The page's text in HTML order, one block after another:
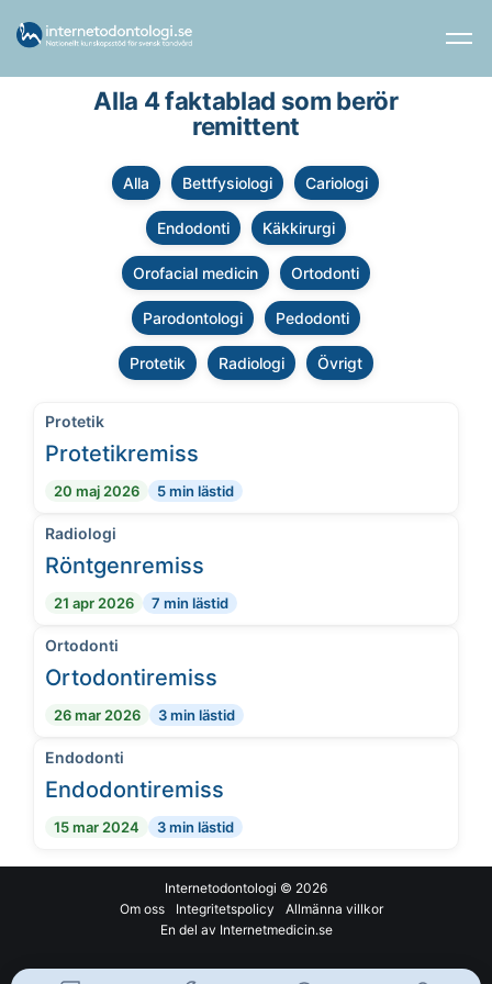
Alla 4 faktablad som berör
remittent
Alla Bettfysiologi Cariologi
Endodonti Käkkirurgi
Orofacial medicin Ortodonti
Parodontologi Pedodonti
Protetik Radiologi Övrigt
Protetik
Protetikremiss
20 maj 2026 5 min lästid
Radiologi
Röntgenremiss
21 apr 2026 7 min lästid
Ortodonti
Ortodontiremiss
26 mar 2026 3 min lästid
Endodonti
Endodontiremiss
15 mar 2024 3 min lästid
Internetodontologi © 2026
Om oss
Integritetspolicy
Allmänna villkor
En del av Internetmedicin.se